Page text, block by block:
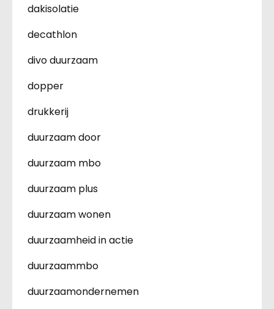
dakisolatie
decathlon
divo duurzaam
dopper
drukkerij
duurzaam door
duurzaam mbo
duurzaam plus
duurzaam wonen
duurzaamheid in actie
duurzaammbo
duurzaamondernemen